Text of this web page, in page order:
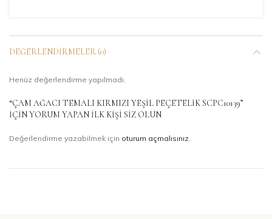
DEĞERLENDIRMELER (0)
Henüz değerlendirme yapılmadı.
“ÇAM AĞACI TEMALI KIRMIZI YEŞIL PEÇETELIK SCPC10139”
IÇIN YORUM YAPAN ILK KIŞI SIZ OLUN
Değerlendirme yazabilmek için oturum açmalısınız.